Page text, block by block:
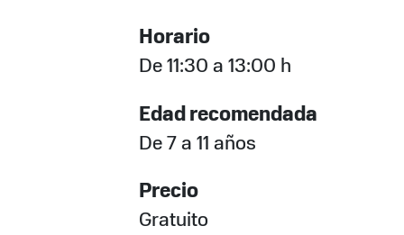
Horario
De 11:30 a 13:00 h
Edad recomendada
De 7 a 11 años
Precio
Gratuito